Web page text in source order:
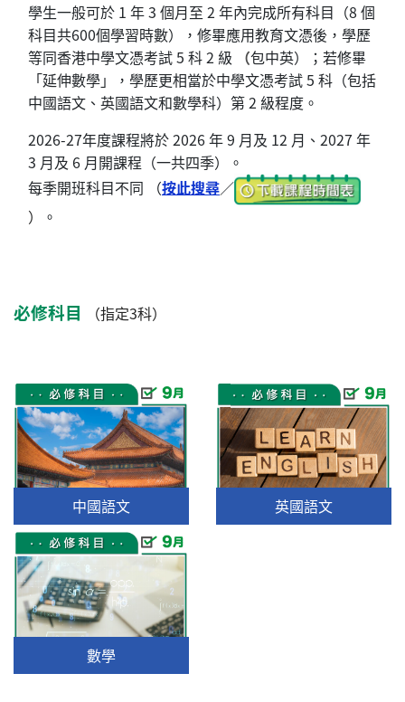
學生一般可於 1 年 3 個月至 2 年內完成所有科目（8 個
科目共600個學習時數），修畢應用教育文憑後，學歷
等同香港中學文憑考試 5 科 2 級
（包中英）；若修畢
「延伸數學」，學歷更相當於中學文憑考試 5 科（包括
中國語文、英國語文和數學科）第 2 級程度。
2026-27年度課程將於 2026 年 9 月及 12 月、2027 年
3 月及 6 月開課程（一共四季）。
每季開班科目不同 （按此搜尋／
）
。
必修科目 （指定3科）
中國語文 英國語文
數學